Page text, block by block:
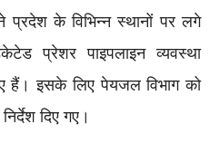
प्रदेश के विभिन्न स्थानों पर लगे
प्रेशर पाइपलाइन व्यवस्था
हैं। इसके लिए पेयजल विभाग को
दिए गए।